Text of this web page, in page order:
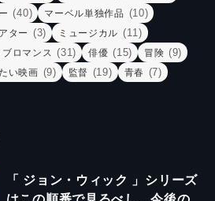
(40) マーベル単独作品 (10)
ター (3) ミュージカル (11)
ブロマンス (31) 俳優 (15) 冒険 (9)
い映画 (9) 監督 (19) 青春 (7)
「 ジョン・ウィック 」シリーズ